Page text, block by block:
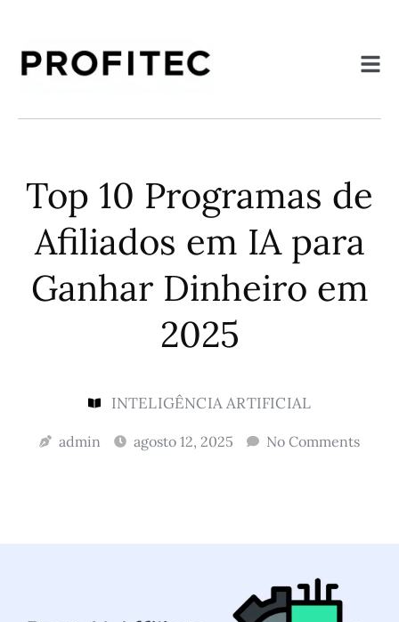
Top 10 Programas de
Afiliados em IA para
Ganhar Dinheiro em
2025
INTELIGÊNCIA ARTIFICIAL
admin agosto 12, 2025 No Comments